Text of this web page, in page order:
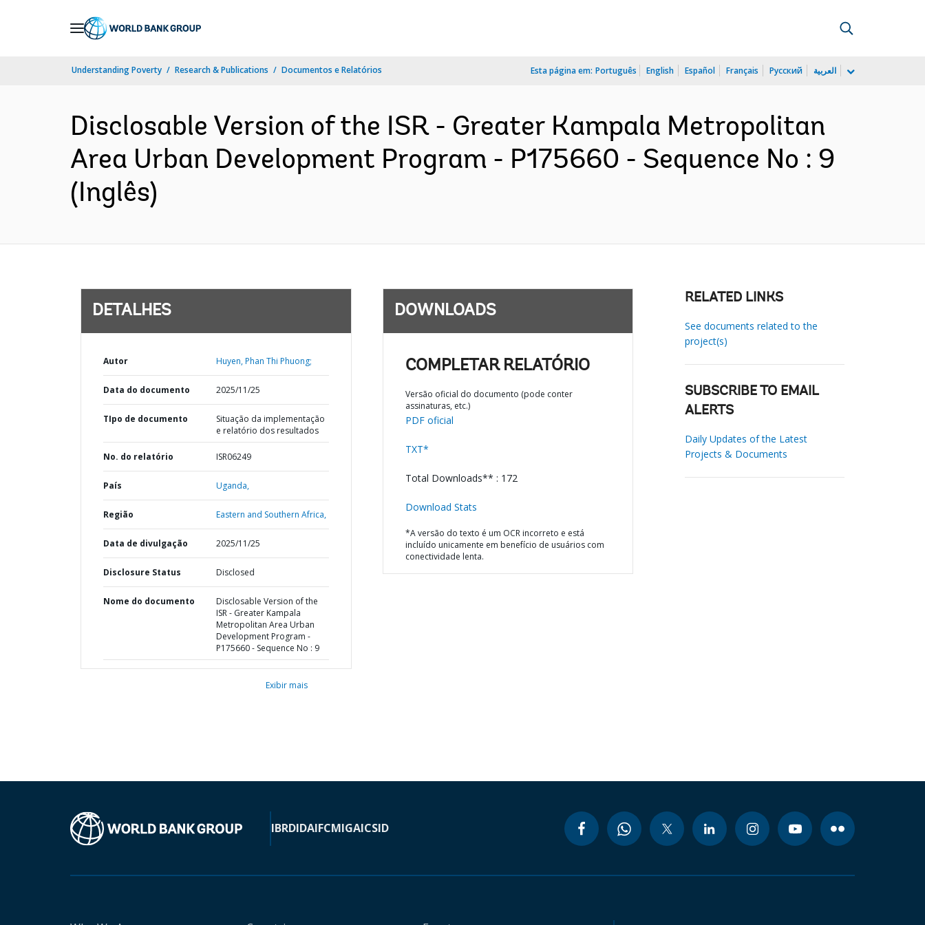
Understanding Poverty Research & Publications Documentos e Relatórios Esta página em: Português English Español Français Русский العربية
Disclosable Version of the ISR - Greater Kampala Metropolitan
Area Urban Development Program - P175660 - Sequence No : 9
(Inglês)
DETALHES
Autor Huyen, Phan Thi Phuong;
Data do documento 2025/11/25
TIpo de documento
Situação da implementação
e relatório dos resultados
No. do relatório ISR06249
País Uganda,
Região Eastern and Southern Africa,
Data de divulgação 2025/11/25
Disclosure Status Disclosed
Nome do documento
Disclosable Version of the
ISR - Greater Kampala
Metropolitan Area Urban
Development Program -
P175660 - Sequence No : 9
Exibir mais
DOWNLOADS
COMPLETAR RELATÓRIO
Versão oficial do documento (pode conter
assinaturas, etc.)
PDF oficial
TXT*
Total Downloads** : 172
Download Stats
*A versão do texto é um OCR incorreto e está
incluído unicamente em benefício de usuários com
conectividade lenta.
RELATED LINKS
See documents related to the
project(s)
SUBSCRIBE TO EMAIL
ALERTS
Daily Updates of the Latest
Projects & Documents
IBRDIDAIFCMIGAICSID